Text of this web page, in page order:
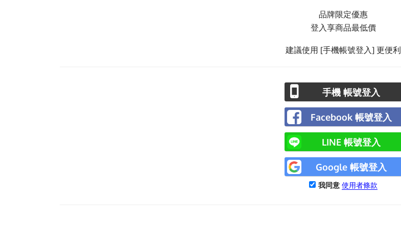
品牌限定優惠
登入享商品最低價
建議使用 [手機帳號登入] 更便利
手機 帳號登入
Facebook 帳號登入
LINE 帳號登入
Google 帳號登入
我同意 使用者條款